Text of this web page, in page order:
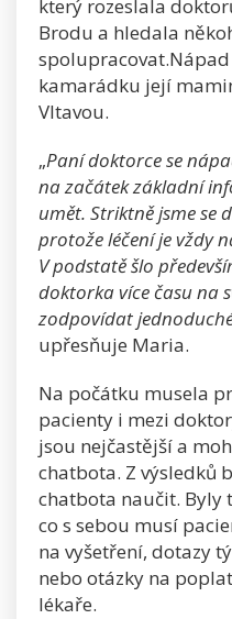
který rozeslala
Brodu a hledala
kamarádku její
Vltavou.
„Paní doktorce se
na začátek základní
umět. Striktně jsme se
protože léčení je vždy
V podstatě šlo
doktorka více času na
zodpovídat
upřesňuje Maria.
Na počátku musela
pacienty i mezi
jsou nejčastější a
chatbota. Z výsledků
chatbota naučit. Byly
co s sebou musí
na vyšetření, dotazy
nebo otázky na
lékaře.